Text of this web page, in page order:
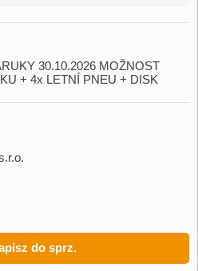
30.10.2026 MOŽNOST
​+ 4x LETNÍ PNEU ​+ DISK
do sprz.